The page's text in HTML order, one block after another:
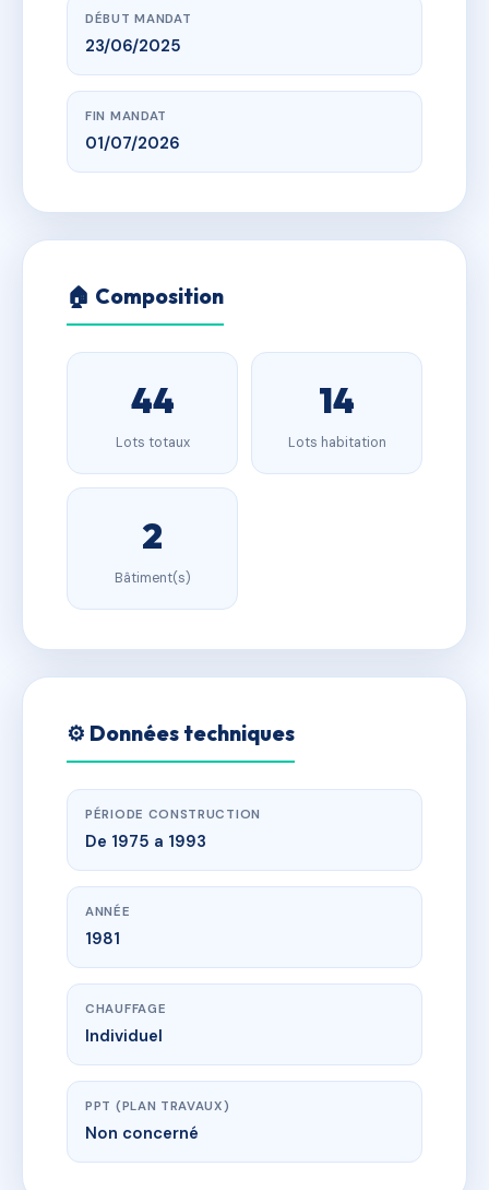
DÉBUT MANDAT
23/06/2025
FIN MANDAT
01/07/2026
🏠 Composition
44
Lots totaux
14
Lots habitation
2
Bâtiment(s)
⚙️ Données techniques
PÉRIODE CONSTRUCTION
De 1975 a 1993
ANNÉE
1981
CHAUFFAGE
Individuel
PPT (PLAN TRAVAUX)
Non concerné